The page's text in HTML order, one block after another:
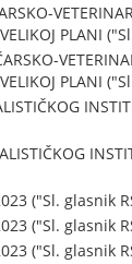
VELIKOJ PLANI
VELIKOJ PLANI
2023 ("Sl. glasnik
2023 ("Sl. glasnik
2023 ("Sl. glasnik